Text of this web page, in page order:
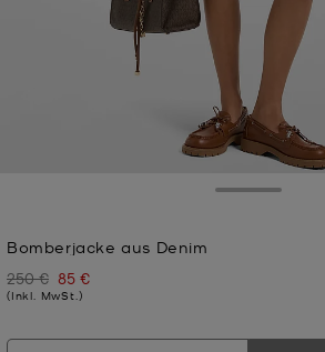
Bomberjacke aus Denim
Zuvor
250 € Jetzt
85 €
(Inkl. MwSt.)